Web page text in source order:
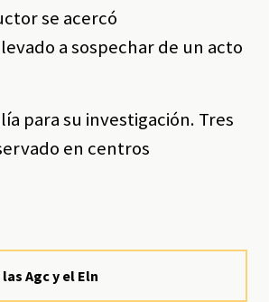
se acercó
a sospechar de un acto
para su investigación. Tres
en centros
Agc y el Eln